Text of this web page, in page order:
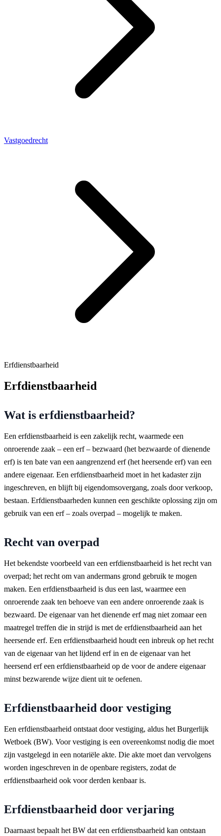
Vastgoedrecht
Erfdienstbaarheid
Erfdienstbaarheid
Wat is erfdienstbaarheid?
Een erfdienstbaarheid is een zakelijk recht, waarmede een
onroerende zaak – een erf – bezwaard (het bezwaarde of dienende
erf) is ten bate van een aangrenzend erf (het heersende erf) van een
andere eigenaar. Een erfdienstbaarheid moet in het kadaster zijn
ingeschreven, en blijft bij eigendomsovergang, zoals door verkoop,
bestaan. Erfdienstbaarheden kunnen een geschikte oplossing zijn om
gebruik van een erf – zoals overpad – mogelijk te maken.
Recht van overpad
Het bekendste voorbeeld van een erfdienstbaarheid is het recht van
overpad; het recht om van andermans grond gebruik te mogen
maken. Een erfdienstbaarheid is dus een last, waarmee een
onroerende zaak ten behoeve van een andere onroerende zaak is
bezwaard. De eigenaar van het dienende erf mag niet zomaar een
maatregel treffen die in strijd is met de erfdienstbaarheid aan het
heersende erf. Een erfdienstbaarheid houdt een inbreuk op het recht
van de eigenaar van het lijdend erf in en de eigenaar van het
heersend erf een erfdienstbaarheid op de voor de andere eigenaar
minst bezwarende wijze dient uit te oefenen.
Erfdienstbaarheid door vestiging
Een erfdienstbaarheid ontstaat door vestiging, aldus het Burgerlijk
Wetboek (BW). Voor vestiging is een overeenkomst nodig die moet
zijn vastgelegd in een notariële akte. Die akte moet dan vervolgens
worden ingeschreven in de openbare registers, zodat de
erfdienstbaarheid ook voor derden kenbaar is.
Erfdienstbaarheid door verjaring
Daarnaast bepaalt het BW dat een erfdienstbaarheid kan ontstaan